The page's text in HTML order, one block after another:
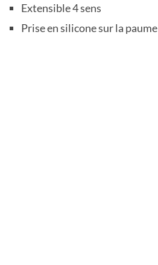
Extensible 4 sens
Prise en silicone sur la paume